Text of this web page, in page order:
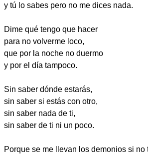
y tú lo sabes pero no me dices nada.
Dime qué tengo que hacer
para no volverme loco,
que por la noche no duermo
y por el día tampoco.
Sin saber dónde estarás,
sin saber si estás con otro,
sin saber nada de ti,
sin saber de ti ni un poco.
Porque se me llevan los demonios si no